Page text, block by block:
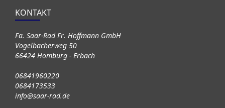
KONTAKT
Fa. Saar-Rad Fr. Hoffmann GmbH
Vogelbacherweg 50
66424 Homburg - Erbach
06841960220
0684173533
info@saar-rad.de